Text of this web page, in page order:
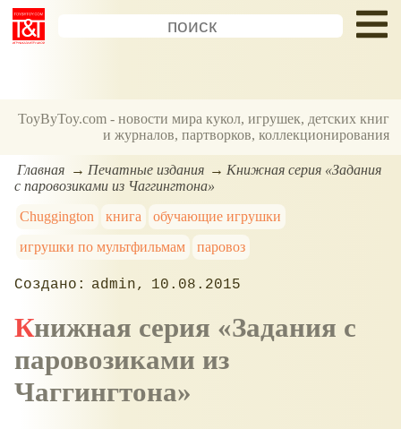
ToyByToy.com - новости мира кукол, игрушек, детских книг
и журналов, партворков, коллекционирования
Главная Печатные издания
Книжная серия «Задания
с паровозиками из Чаггингтона»
Chuggington
книга
обучающие игрушки
игрушки по мультфильмам
паровоз
admin 10.08.2015
Книжная серия «Задания с
паровозиками из
Чаггингтона»